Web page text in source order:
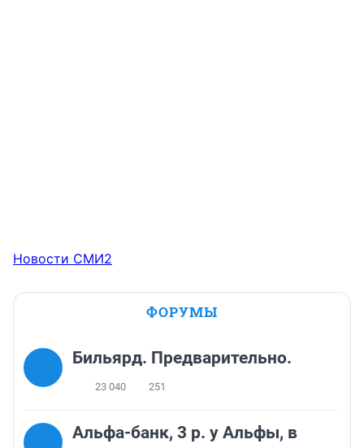
Новости СМИ2
ФОРУМЫ
Бильярд. Предварительно.
23 040 251
Альфа-банк, 3 р. у Альфы, в